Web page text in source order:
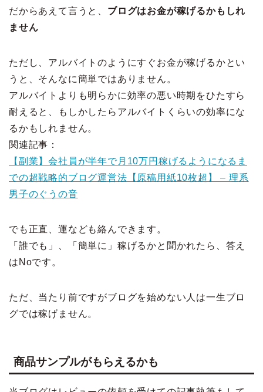
だからあえて言うと、 ブログはお金が稼げるかもしれ
ません
ただし、アルバイトのようにすぐお金が稼げるかとい
うと、そんなに簡単ではありません。
アルバイトよりも明らかに効率の悪い時期をひたすら
耐えると、もしかしたらアルバイトくらいの効率にな
るかもしれません。
関連記事：
【副業】会社員が半年で月10万円稼げるようになるま
での超戦略的ブログ運営法【原稿用紙10枚超】 – 理系
男子のぐうの音
でも正直、運なども絡んできます。
「誰でも」、「簡単に」稼げるかと聞かれたら、答え
はNoです。
ただ、当たり前ですがブログを始めない人は一生ブロ
グでは稼げません。
商品サンプルがもらえるかも